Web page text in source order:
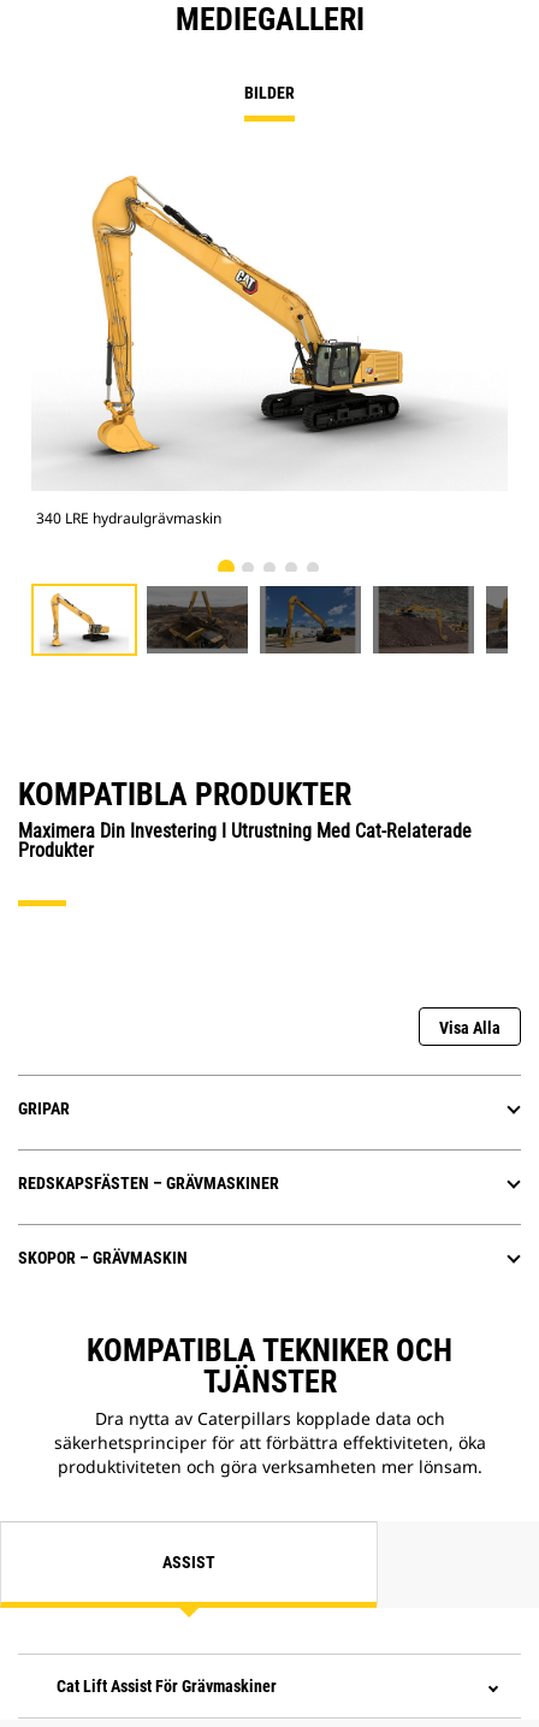
MEDIEGALLERI
BILDER
340 LRE hydraulgrävmaskin
KOMPATIBLA PRODUKTER
Maximera Din Investering I Utrustning Med Cat-Relaterade
Produkter
Visa Alla
GRIPAR
REDSKAPSFÄSTEN – GRÄVMASKINER
SKOPOR – GRÄVMASKIN
KOMPATIBLA TEKNIKER OCH
TJÄNSTER
Dra nytta av Caterpillars kopplade data och
säkerhetsprinciper för att förbättra effektiviteten, öka
produktiviteten och göra verksamheten mer lönsam.
ASSIST
Cat Lift Assist För Grävmaskiner